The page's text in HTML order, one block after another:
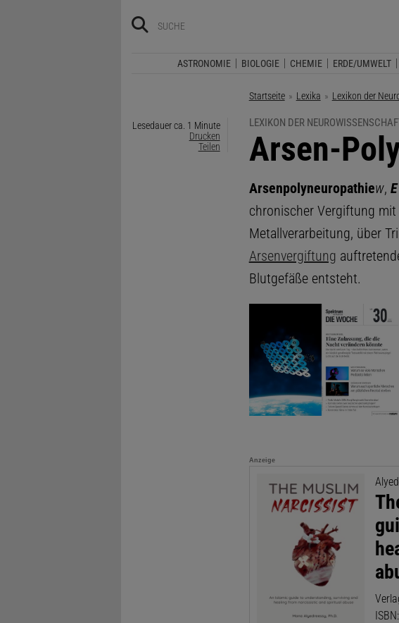
ASTRONOMIE BIOLOGIE CHEMIE ERDE/UMWELT
Startseite Lexika Lexikon der
Lesedauer ca. 1 Minute
Drucken
Teilen
LEXIKON DER
:
Arsen-
Arsenpolyneuropathiew, E
chronischer Vergiftung
Metallverarbeitung, über
Arsenvergiftung
Blutgefäße entsteht.
Anzeige